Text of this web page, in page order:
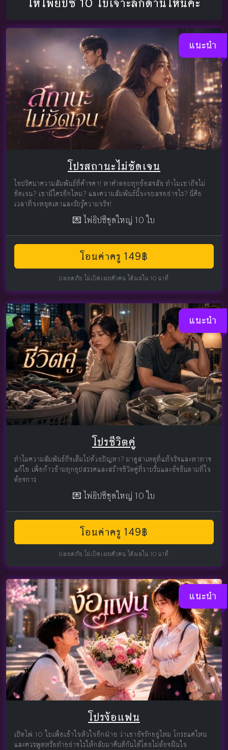
แนะนำ
โปรสถานะไม่ชัดเจน
ไขปริศนาความสัมพันธ์ที่ค้างคา! หาคำตอบทุกข้อสงสัย ทำไมเขาถึงไม่
ชัดเจน? เขามีใครอีกไหม? และความสัมพันธ์นี้จะจบลงอย่างไร? นี่คือ
เวลาที่จะหยุดเดาและรับรู้ความจริง!
💌 ไพ่ยิปซีชุดใหญ่ 10 ใบ
โอนค่าครู 149฿
ปลอดภัย ไม่เปิดเผยตัวตน ได้ผลใน 10 นาที
แนะนำ
โปรชีวิตคู่
ทำไมความสัมพันธ์ถึงเต็มไปด้วยปัญหา? มาดูสาเหตุที่แท้จริงและหาทาง
แก้ไข เพื่อก้าวข้ามทุกอุปสรรคและสร้างชีวิตคู่ที่ราบรื่นและยั่งยืนตามที่ใจ
ต้องการ
💌 ไพ่ยิปซีชุดใหญ่ 10 ใบ
โอนค่าครู 149฿
ปลอดภัย ไม่เปิดเผยตัวตน ได้ผลใน 10 นาที
แนะนำ
โปรง้อแฟน
เปิดไพ่ 10 ใบเพื่อเข้าใจหัวใจอีกฝ่าย ว่าเขายังรักอยู่ไหม โกรธแค่ไหน
และควรพูดหรือทำอย่างไรให้กลับมาคืนดีกันได้โดยไม่ต้องฝืนใจ